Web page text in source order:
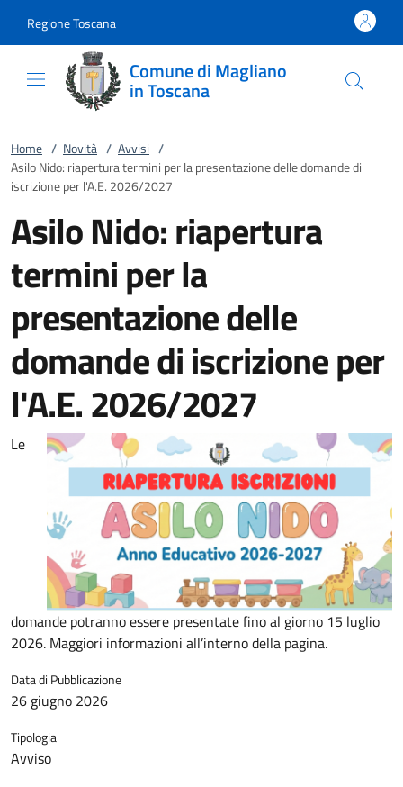
Regione Toscana
Comune di Magliano
in Toscana
Home / Novità / Avvisi /
Asilo Nido: riapertura termini per la presentazione delle domande di
iscrizione per l'A.E. 2026/2027
Asilo Nido: riapertura
termini per la
presentazione delle
domande di iscrizione per
l'A.E. 2026/2027
Le
domande potranno essere presentate fino al giorno 15 luglio
2026. Maggiori informazioni all’interno della pagina.
Data di Pubblicazione
26 giugno 2026
Tipologia
Avviso